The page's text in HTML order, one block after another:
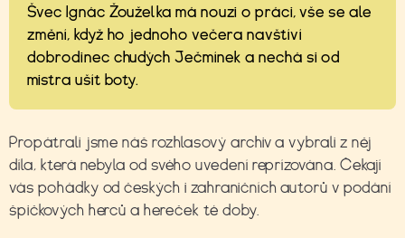
Švec Ignác Žouželka má nouzi o práci, vše se ale
změní, když ho jednoho večera navštíví
dobrodinec chudých Ječmínek a nechá si od
mistra ušít boty.
Propátrali jsme náš rozhlasový archiv a vybrali z něj
díla, která nebyla od svého uvedení reprízována. Čekají
vás pohádky od českých i zahraničních autorů v podání
špičkových herců a hereček té doby.